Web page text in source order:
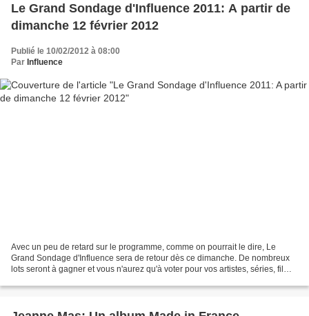
Le Grand Sondage d'Influence 2011: A partir de
dimanche 12 février 2012
Publié le 10/02/2012 à 08:00
Par Influence
Avec un peu de retard sur le programme, comme on pourrait le dire, Le
Grand Sondage d'Influence sera de retour dès ce dimanche. De nombreux
lots seront à gagner et vous n'aurez qu'à voter pour vos artistes, séries, films,